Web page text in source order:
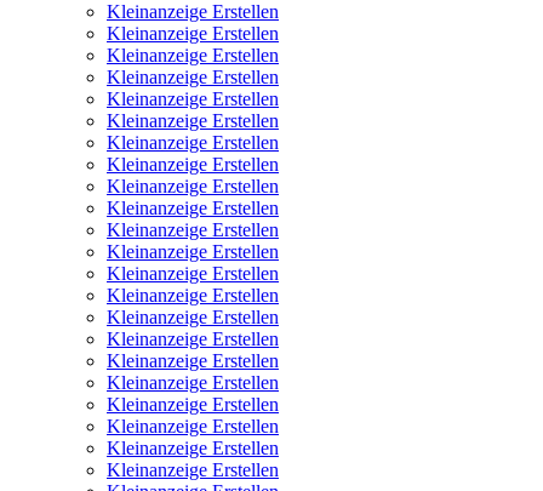
Kleinanzeige Erstellen
Kleinanzeige Erstellen
Kleinanzeige Erstellen
Kleinanzeige Erstellen
Kleinanzeige Erstellen
Kleinanzeige Erstellen
Kleinanzeige Erstellen
Kleinanzeige Erstellen
Kleinanzeige Erstellen
Kleinanzeige Erstellen
Kleinanzeige Erstellen
Kleinanzeige Erstellen
Kleinanzeige Erstellen
Kleinanzeige Erstellen
Kleinanzeige Erstellen
Kleinanzeige Erstellen
Kleinanzeige Erstellen
Kleinanzeige Erstellen
Kleinanzeige Erstellen
Kleinanzeige Erstellen
Kleinanzeige Erstellen
Kleinanzeige Erstellen